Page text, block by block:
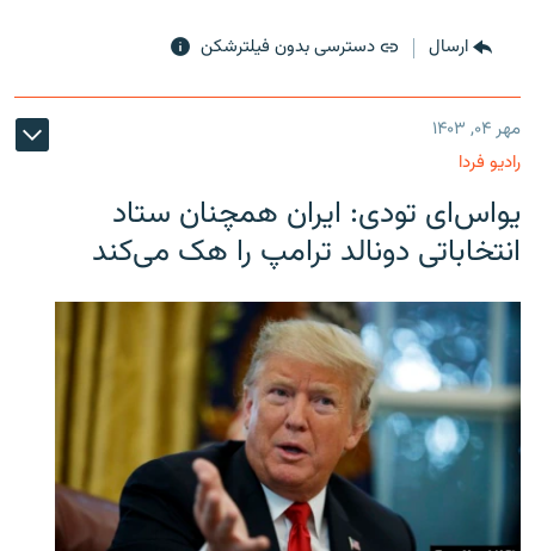
ارسال دسترسی بدون فیلترشکن
مهر ۰۴, ۱۴۰۳
رادیو فردا
یو‌اس‌ای تودی: ایران همچنان ستاد
انتخاباتی دونالد ترامپ را هک می‌کند